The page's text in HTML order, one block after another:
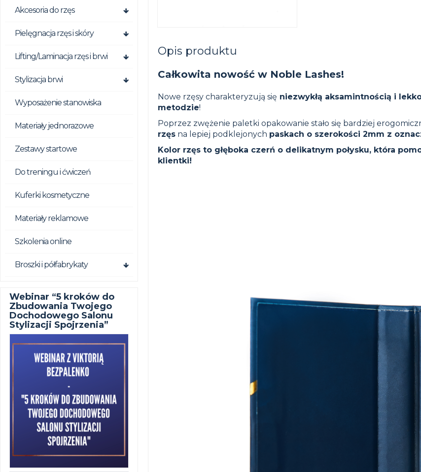
Akcesoria do rzęs
Pielęgnacja rzęs i skóry
Lifting/Laminacja rzęs i brwi
Stylizacja brwi
Wyposażenie stanowiska
Materiały jednorazowe
Zestawy startowe
Do treningu i ćwiczeń
Kuferki kosmetyczne
Materiały reklamowe
Szkolenia online
Broszki i półfabrykaty
Webinar “5 kroków do
Zbudowania Twojego
Dochodowego Salonu
Stylizacji Spojrzenia”
Opis produktu
Całkowita nowość w Noble Lashes!
Nowe rzęsy charakteryzują się niezwykłą aksamintnością i
metodzie!
Poprzez zwężenie paletki opakowanie stało się bardziej
rzęs na lepiej podklejonych paskach o szerokości 2mm z
Kolor rzęs to głęboka czerń o delikatnym połysku, która
klientki!